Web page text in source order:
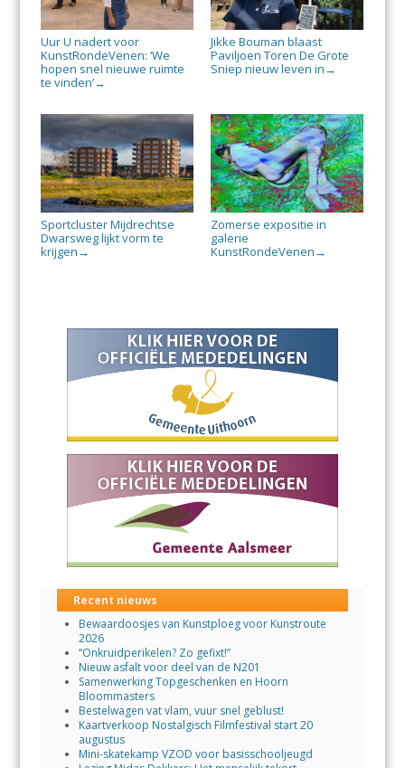
Uur U nadert voor
KunstRondeVenen: ‘We
hopen snel nieuwe ruimte
te vinden’→
Jikke Bouman blaast
Paviljoen Toren De Grote
Sniep nieuw leven in →
Sportcluster Mijdrechtse
Dwarsweg lijkt vorm te
krijgen →
Zomerse expositie in
galerie
KunstRondeVenen →
Recent nieuws
Bewaardoosjes van Kunstploeg voor Kunstroute
2026
“Onkruidperikelen? Zo gefixt!”
Nieuw asfalt voor deel van de N201
Samenwerking Topgeschenken en Hoorn
Bloommasters
Bestelwagen vat vlam, vuur snel geblust!
Kaartverkoop Nostalgisch Filmfestival start 20
augustus
Mini-skatekamp VZOD voor basisschooljeugd